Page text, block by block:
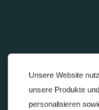
Unsere Website
unsere Produkte
personalisieren